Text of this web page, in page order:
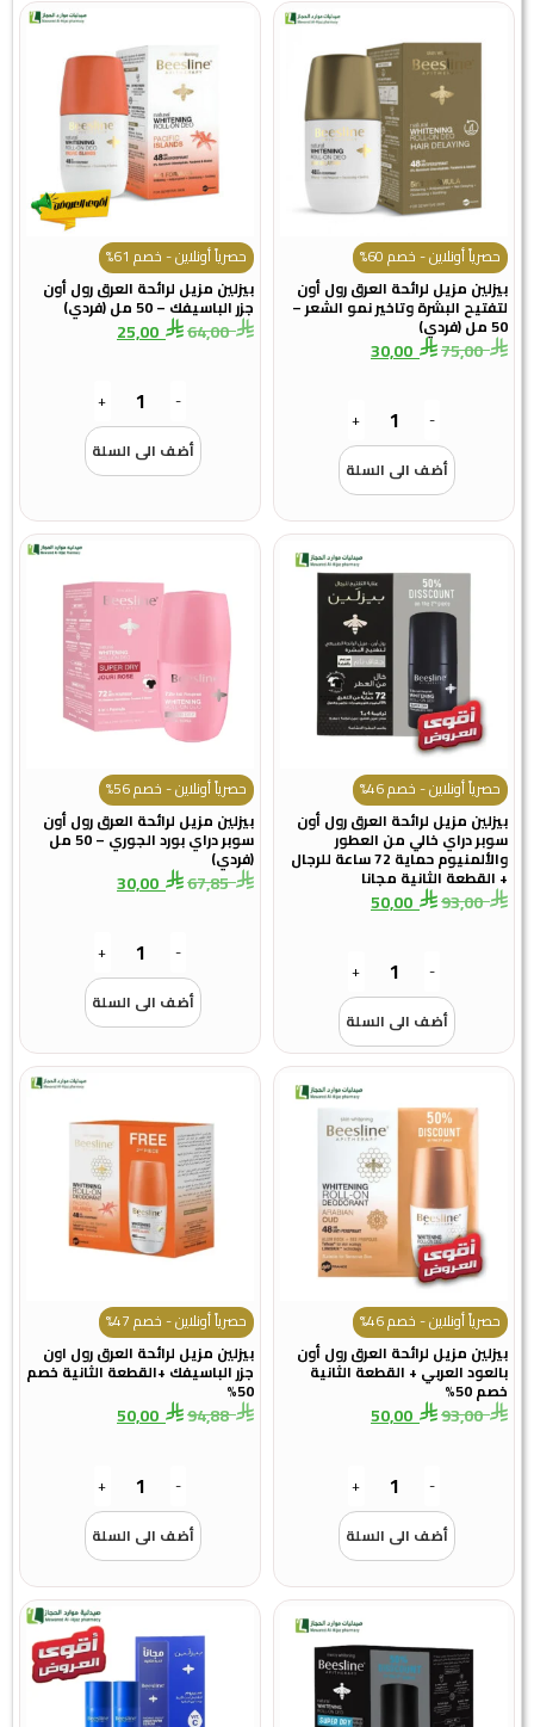
حصرياً أونلاين - خصم 60%
بيزلين مزيل لرائحة العرق رول أون
لتفتيح البشرة وتاخير نمو الشعر –
50 مل (فردي)
75,00
30,00
-
+
أضف الى السلة
حصرياً أونلاين - خصم 61%
بيزلين مزيل لرائحة العرق رول أون
جزر الباسيفك – 50 مل (فردي)
64,00
25,00
-
+
أضف الى السلة
حصرياً أونلاين - خصم 46%
بيزلين مزيل لرائحة العرق رول أون
سوبر دراي خالي من العطور
والألمنيوم حماية 72 ساعة للرجال
+ القطعة الثانية مجانا
93,00
50,00
-
+
أضف الى السلة
حصرياً أونلاين - خصم 56%
بيزلين مزيل لرائحة العرق رول أون
سوبر دراي بورد الجوري – 50 مل
(فردي)
67,85
30,00
-
+
أضف الى السلة
حصرياً أونلاين - خصم 46%
بيزلين مزيل لرائحة العرق رول أون
بالعود العربي + القطعة الثانية
خصم 50%
93,00
50,00
-
+
أضف الى السلة
حصرياً أونلاين - خصم 47%
بيزلين مزيل لرائحة العرق رول اون
جزر الباسيفك +القطعة الثانية خصم
50%
94,88
50,00
-
+
أضف الى السلة